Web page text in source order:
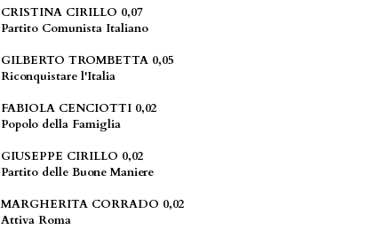
CRISTINA CIRILLO 0,07
Partito Comunista Italiano
GILBERTO TROMBETTA 0,05
Riconquistare l'Italia
FABIOLA CENCIOTTI 0,02
Popolo della Famiglia
GIUSEPPE CIRILLO 0,02
Partito delle Buone Maniere
MARGHERITA CORRADO 0,02
Attiva Roma